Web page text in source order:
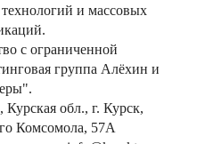
и массовых
с ограниченной
группа Алёхин и
обл., г. Курск,
Комсомола, 57А